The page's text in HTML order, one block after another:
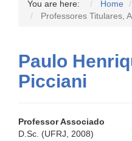
You are here: Home
Professores Titulares,
Paulo
Picciani
Professor Associado
D.Sc. (UFRJ, 2008)